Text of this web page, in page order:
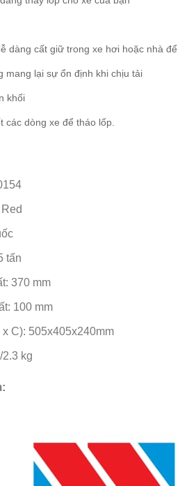
dàng cất giữ trong xe hơi hoặc nhà để
mang lại sự ổn định khi chịu tải
khối
các dòng xe để tháo lốp.
tấn
370 mm
100 mm
C): 505x405x240mm
kg